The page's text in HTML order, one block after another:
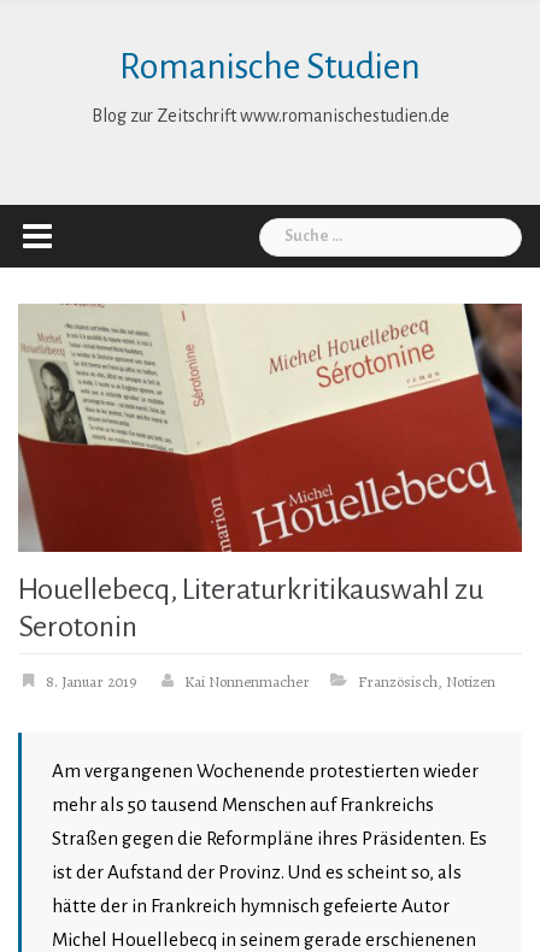
Romanische Studien
Blog zur Zeitschrift www.romanischestudien.de
Suche
nach:
Houellebecq, Literaturkritikauswahl zu
Serotonin
8. Januar 2019 Kai Nonnenmacher Französisch, Notizen
Am vergangenen Wochenende protestierten wieder
mehr als 50 tausend Menschen auf Frankreichs
Straßen gegen die Reformpläne ihres Präsidenten. Es
ist der Aufstand der Provinz. Und es scheint so, als
hätte der in Frankreich hymnisch gefeierte Autor
Michel Houellebecq in seinem gerade erschienenen